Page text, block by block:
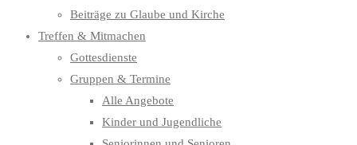
Beiträge zu Glaube und Kirche
Treffen & Mitmachen
Gottesdienste
Gruppen & Termine
Alle Angebote
Kinder und Jugendliche